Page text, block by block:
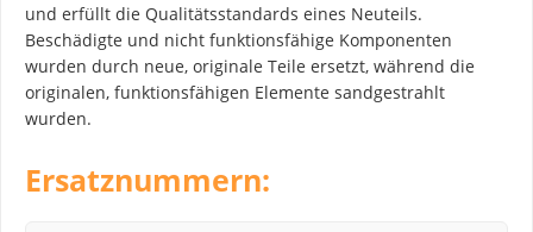
und erfüllt die Qualitätsstandards eines Neuteils.
Beschädigte und nicht funktionsfähige Komponenten
wurden durch neue, originale Teile ersetzt, während die
originalen, funktionsfähigen Elemente sandgestrahlt
wurden.
Ersatznummern: